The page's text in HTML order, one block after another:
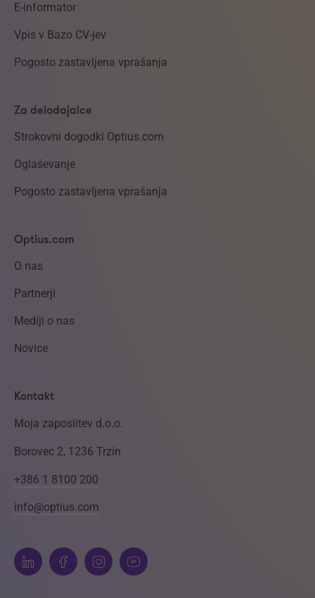
E-informator
Vpis v Bazo CV-jev
Pogosto zastavljena vprašanja
Za delodajalce
Strokovni dogodki Optius.com
Oglaševanje
Pogosto zastavljena vprašanja
Optius.com
O nas
Partnerji
Mediji o nas
Novice
Kontakt
Moja zaposlitev d.o.o.
Borovec 2, 1236 Trzin
+386 1 8100 200
info@optius.com